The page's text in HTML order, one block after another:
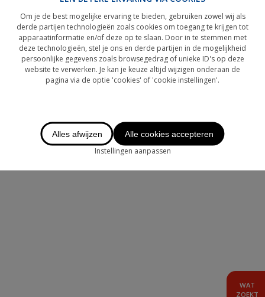
GRATIS WAARDEBEPALING
OVER CHASE
LOGIN
AANBOD BUITENLAND
WAT
ZOEKT
Om je de best mogelijke ervaring te bieden, gebruiken zowel wij als
derde partijen technologieën zoals cookies om toegang te krijgen tot
apparaatinformatie en/of deze op te slaan. Door in te stemmen met
deze technologieën, stel je ons en derde partijen in de mogelijkheid
persoonlijke gegevens zoals browsegedrag of unieke ID's op deze
website te verwerken. Je kan je keuze altijd wijzigen onderaan de
pagina via de optie 'cookies' of 'cookie instellingen'.
Alles afwijzen Alle cookies accepteren
Instellingen aanpassen